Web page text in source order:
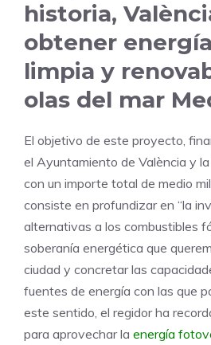
historia,
obtener
limpia y
olas del mar
El objetivo de este proyecto,
el Ayuntamiento de València y
con un importe total de medio
consiste en profundizar en “la
alternativas a los combustibles
soberanía energética que
ciudad y concretar las
fuentes de energía con las que
este sentido, el regidor ha
para aprovechar la energía